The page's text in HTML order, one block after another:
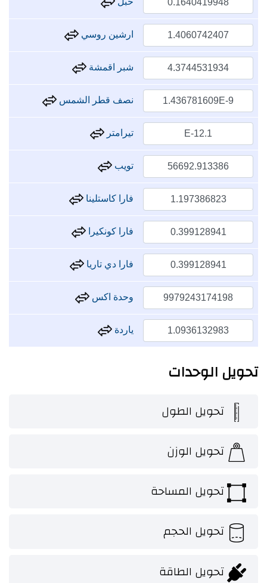
ارشين روسي
شبر اقمشة
نصف قطر الشمس
تيرامتر
تويب
فارا كاستلينا
فارا كونكيرا
فارا دي تاريا
وحدة اكس
ياردة
تحويل الوحدات
تحويل الطول
تحويل الوزن
تحويل المساحة
تحويل الحجم
تحويل الطاقة